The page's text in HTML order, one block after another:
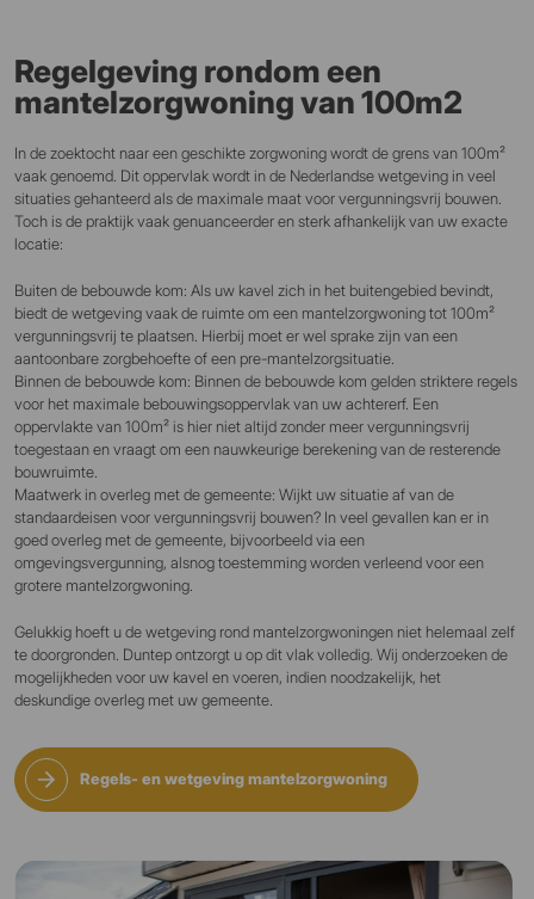
Regelgeving rondom een
mantelzorgwoning van 100m2
In de zoektocht naar een geschikte zorgwoning wordt de grens van 100m²
vaak genoemd. Dit oppervlak wordt in de Nederlandse wetgeving in veel
situaties gehanteerd als de maximale maat voor vergunningsvrij bouwen.
Toch is de praktijk vaak genuanceerder en sterk afhankelijk van uw exacte
locatie:
Buiten de bebouwde kom: Als uw kavel zich in het buitengebied bevindt,
biedt de wetgeving vaak de ruimte om een mantelzorgwoning tot 100m²
vergunningsvrij te plaatsen. Hierbij moet er wel sprake zijn van een
aantoonbare zorgbehoefte of een pre-mantelzorgsituatie.
Binnen de bebouwde kom: Binnen de bebouwde kom gelden striktere regels
voor het maximale bebouwingsoppervlak van uw achtererf. Een
oppervlakte van 100m² is hier niet altijd zonder meer vergunningsvrij
toegestaan en vraagt om een nauwkeurige berekening van de resterende
bouwruimte.
Maatwerk in overleg met de gemeente: Wijkt uw situatie af van de
standaardeisen voor vergunningsvrij bouwen? In veel gevallen kan er in
goed overleg met de gemeente, bijvoorbeeld via een
omgevingsvergunning, alsnog toestemming worden verleend voor een
grotere mantelzorgwoning.
Gelukkig hoeft u de wetgeving rond mantelzorgwoningen niet helemaal zelf
te doorgronden. Duntep ontzorgt u op dit vlak volledig. Wij onderzoeken de
mogelijkheden voor uw kavel en voeren, indien noodzakelijk, het
deskundige overleg met uw gemeente.
Regels- en wetgeving mantelzorgwoning